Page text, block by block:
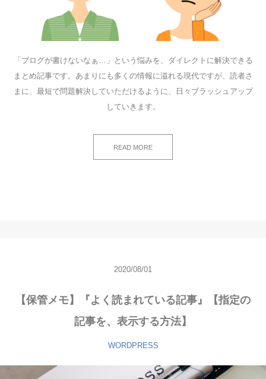
「ブログが書けないなぁ…」という悩みを、ダイレクトに解決できる
まとめ記事です。あまりにも多くの情報に溢れる現代ですが、読者さ
まに、最短で問題解決していただけるように、日々ブラッシュアップ
していきます。
READ MORE
2020/08/01
【保管メモ】『よく読まれている記事』【指定の
記事を、表示する方法】
WORDPRESS